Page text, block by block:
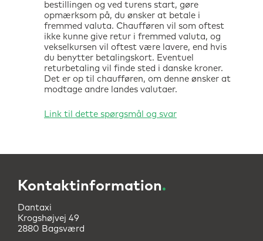
bestillingen og ved turens start, gøre
opmærksom på, du ønsker at betale i
fremmed valuta. Chaufføren vil som oftest
ikke kunne give retur i fremmed valuta, og
vekselkursen vil oftest være lavere, end hvis
du benytter betalingskort. Eventuel
returbetaling vil finde sted i danske kroner.
Det er op til chaufføren, om denne ønsker at
modtage andre landes valutaer.
Kontaktinformation.
Dantaxi
Krogshøjvej 49
2880 Bagsværd